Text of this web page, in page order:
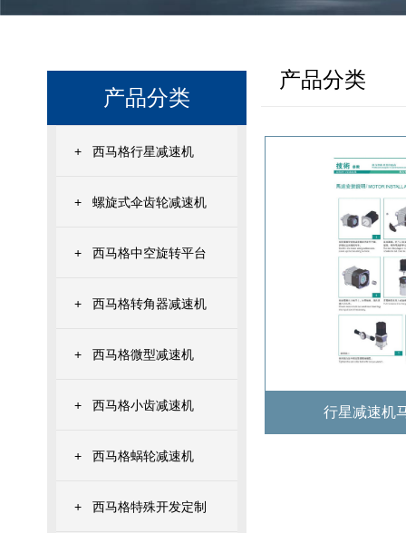
产品分类
+ 西马格行星减速机
+ 螺旋式伞齿轮减速机
+ 西马格中空旋转平台
+ 西马格转角器减速机
+ 西马格微型减速机
+ 西马格小齿减速机
+ 西马格蜗轮减速机
+ 西马格特殊开发定制
产品分类
行星减速机